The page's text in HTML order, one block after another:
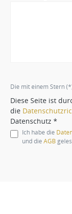
Die mit einem Stern
Diese Seite ist
die
Datenschutz *
Ich habe die
und die AGB